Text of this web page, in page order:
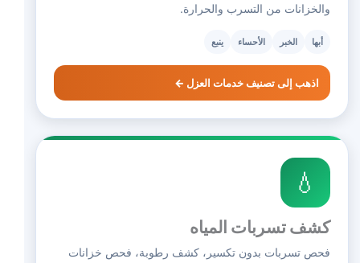
والخزانات من التسرب والحرارة.
أبها الخبر الأحساء ينبع
اذهب إلى تصنيف خدمات العزل ←
💧
كشف تسربات المياه
فحص تسربات بدون تكسير، كشف رطوبة، فحص خزانات